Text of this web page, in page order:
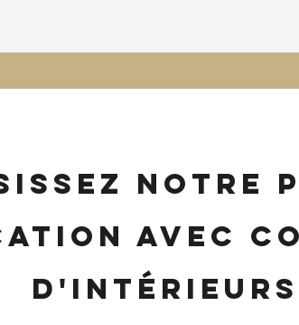
notre
avec
d'intérieurs